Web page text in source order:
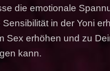
die emotionale
in der Yoni
Sex erhöhen und zu
kann.